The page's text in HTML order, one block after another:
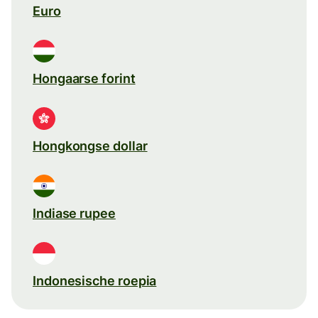
Euro
Hongaarse forint
Hongkongse dollar
Indiase rupee
Indonesische roepia